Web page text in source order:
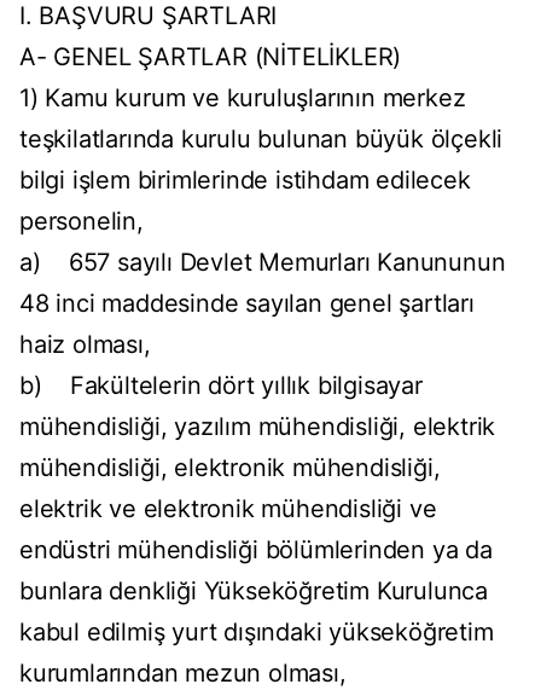
I. BAŞVURU ŞARTLARI
A- GENEL ŞARTLAR (NİTELİKLER)
1) Kamu kurum ve kuruluşlarının merkez
teşkilatlarında kurulu bulunan büyük ölçekli
bilgi işlem birimlerinde istihdam edilecek
personelin,
a) 657 sayılı Devlet Memurları Kanununun
48 inci maddesinde sayılan genel şartları
haiz olması,
b) Fakültelerin dört yıllık bilgisayar
mühendisliği, yazılım mühendisliği, elektrik
mühendisliği, elektronik mühendisliği,
elektrik ve elektronik mühendisliği ve
endüstri mühendisliği bölümlerinden ya da
bunlara denkliği Yükseköğretim Kurulunca
kabul edilmiş yurt dışındaki yükseköğretim
kurumlarından mezun olması,